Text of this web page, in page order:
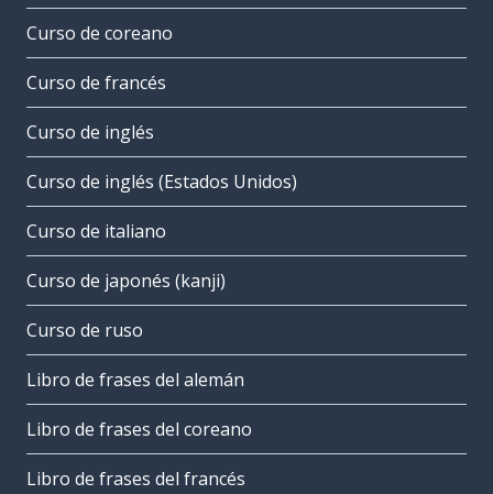
Curso de coreano
Curso de francés
Curso de inglés
Curso de inglés (Estados Unidos)
Curso de italiano
Curso de japonés (kanji)
Curso de ruso
Libro de frases del alemán
Libro de frases del coreano
Libro de frases del francés